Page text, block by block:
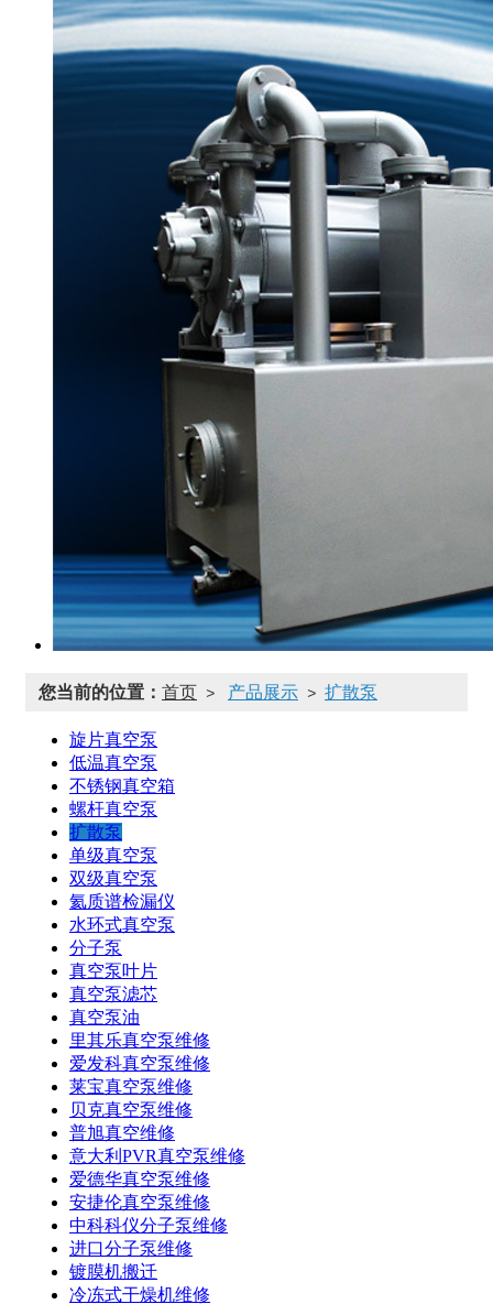
您当前的位置： 首页 > 产品展示 > 扩散泵
旋片真空泵
低温真空泵
不锈钢真空箱
螺杆真空泵
扩散泵
单级真空泵
双级真空泵
氦质谱检漏仪
水环式真空泵
分子泵
真空泵叶片
真空泵滤芯
真空泵油
里其乐真空泵维修
爱发科真空泵维修
莱宝真空泵维修
贝克真空泵维修
普旭真空维修
意大利PVR真空泵维修
爱德华真空泵维修
安捷伦真空泵维修
中科科仪分子泵维修
进口分子泵维修
镀膜机搬迁
冷冻式干燥机维修